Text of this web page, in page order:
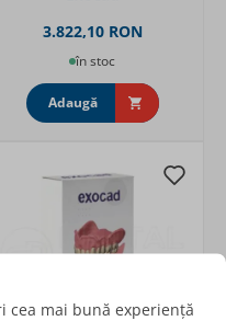
3.822,10 RON
în stoc
Adaugă
cea mai bună experiență